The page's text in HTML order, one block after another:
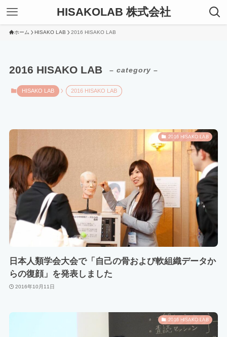
HISAKOLAB 株式会社
ホーム HISAKO LAB 2016 HISAKO LAB
2016 HISAKO LAB – category –
HISAKO LAB 2016 HISAKO LAB
2016 HISAKO LAB
日本人類学会大会で「自己の骨および軟組織データか
らの復顔」を発表しました
2016年10月11日
2016 HISAKO LAB